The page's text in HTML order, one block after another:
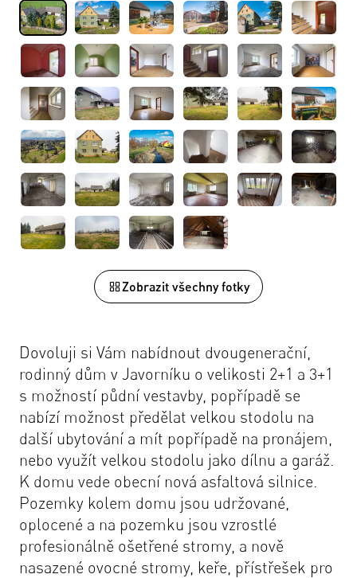
Zobrazit všechny fotky
Dovoluji si Vám nabídnout dvougenerační,
rodinný dům v Javorníku o velikosti 2+1 a 3+1
s možností půdní vestavby, popřípadě se
nabízí možnost předělat velkou stodolu na
další ubytování a mít popřípadě na pronájem,
nebo využít velkou stodolu jako dílnu a garáž.
K domu vede obecní nová asfaltová silnice.
Pozemky kolem domu jsou udržované,
oplocené a na pozemku jsou vzrostlé
profesionálně ošetřené stromy, a nově
nasazené ovocné stromy, keře, přístřešek pro